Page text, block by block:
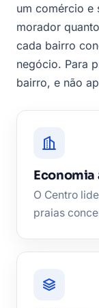
um comércio e
morador
cada bairro
negócio. Para
bairro, e não
Economia
O Centro
praias